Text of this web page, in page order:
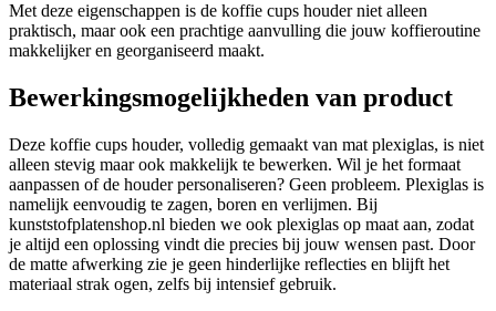
Met deze eigenschappen is de koffie cups houder niet alleen
praktisch, maar ook een prachtige aanvulling die jouw koffieroutine
makkelijker en georganiseerd maakt.
Bewerkingsmogelijkheden van product
Deze koffie cups houder, volledig gemaakt van mat plexiglas, is niet
alleen stevig maar ook makkelijk te bewerken. Wil je het formaat
aanpassen of de houder personaliseren? Geen probleem. Plexiglas is
namelijk eenvoudig te zagen, boren en verlijmen. Bij
kunststofplatenshop.nl bieden we ook plexiglas op maat aan, zodat
je altijd een oplossing vindt die precies bij jouw wensen past. Door
de matte afwerking zie je geen hinderlijke reflecties en blijft het
materiaal strak ogen, zelfs bij intensief gebruik.